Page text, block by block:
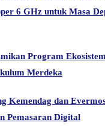
6 GHz untuk Masa
Program
Merdeka
Kemendag dan
Pemasaran Digital